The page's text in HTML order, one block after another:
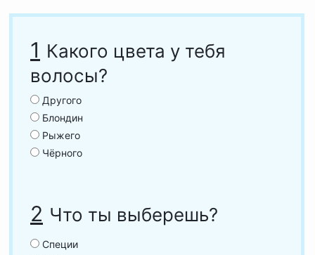
1 Какого цвета у тебя
волосы?
Другого
Блондин
Рыжего
Чёрного
2 Что ты выберешь?
Специи